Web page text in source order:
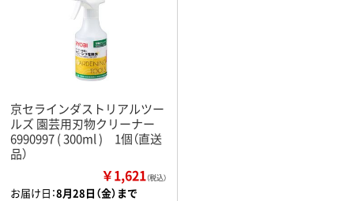
京セラインダストリアルツー
ルズ 園芸用刃物クリーナー
6990997 ( 300ml ) 1個（直送
品）
￥1,621（税込）
お届け日：8月28日（金）まで